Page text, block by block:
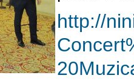
http://